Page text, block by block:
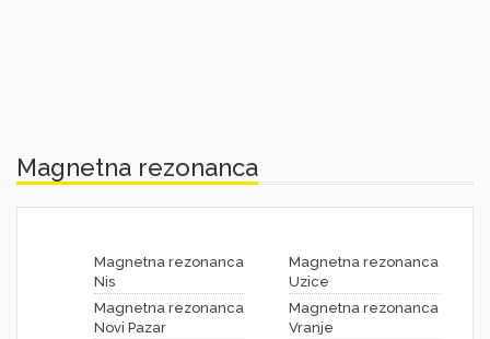
Magnetna rezonanca
Magnetna rezonanca
Nis
Magnetna rezonanca
Novi Pazar
Magnetna rezonanca
Uzice
Magnetna rezonanca
Vranje